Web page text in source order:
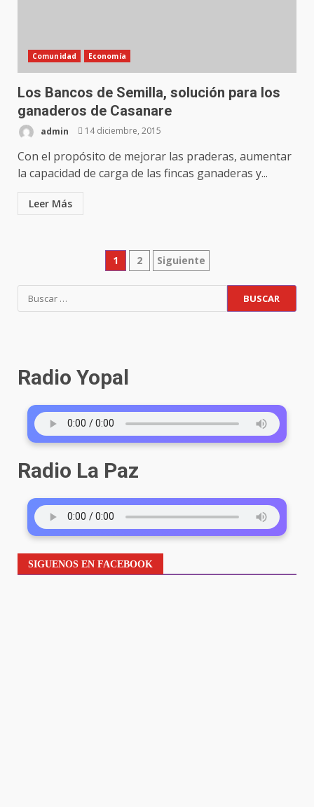
Comunidad Economía
Los Bancos de Semilla, solución para los
ganaderos de Casanare
admin 14 diciembre, 2015
Con el propósito de mejorar las praderas, aumentar
la capacidad de carga de las fincas ganaderas y...
Leer Más
Paginación
de
entradas
1 2 Siguiente
Buscar:
Radio Yopal
Radio La Paz
SIGUENOS EN FACEBOOK